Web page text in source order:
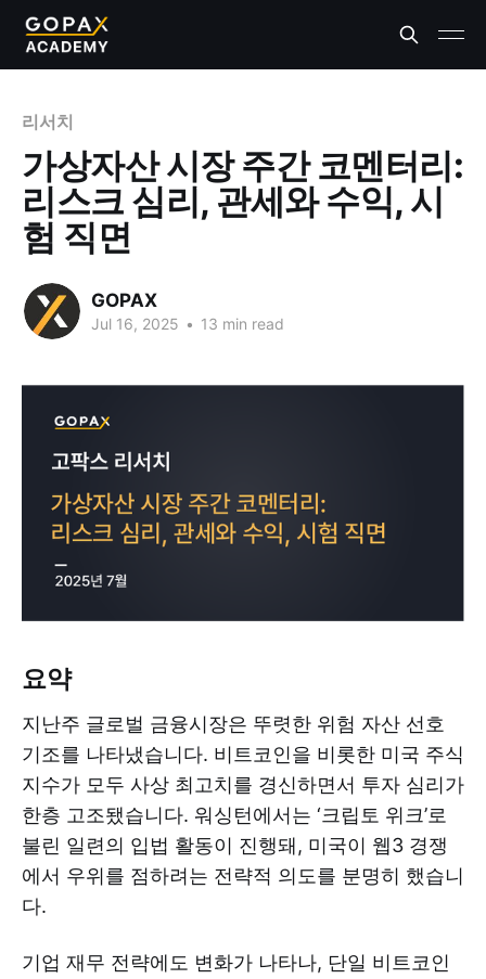
리서치
가상자산 시장 주간 코멘터리:
리스크 심리, 관세와 수익, 시
험 직면
GOPAX
Jul 16, 2025 • 13 min read
요약
지난주 글로벌 금융시장은 뚜렷한 위험 자산 선호
기조를 나타냈습니다. 비트코인을 비롯한 미국 주식
지수가 모두 사상 최고치를 경신하면서 투자 심리가
한층 고조됐습니다. 워싱턴에서는 ‘크립토 위크’로
불린 일련의 입법 활동이 진행돼, 미국이 웹3 경쟁
에서 우위를 점하려는 전략적 의도를 분명히 했습니
다.
기업 재무 전략에도 변화가 나타나, 단일 비트코인